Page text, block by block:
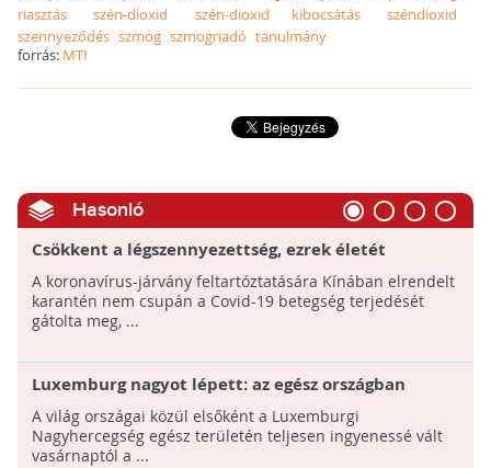
riasztás
szén-dioxid szén-dioxid kibocsátás
széndioxid
szennyeződés szmog szmogriadó tanulmány
forrás: MTI
Hasonló
Csökkent a légszennyezettség, ezrek életét
menthette meg Kínában a járvány miatti
korlátozás
A koronavírus-járvány feltartóztatására Kínában elrendelt
karantén nem csupán a Covid-19 betegség terjedését
gátolta meg, ...
Luxemburg nagyot lépett: az egész országban
ingyenessé vált a tömegközlekedés!
A világ országai közül elsőként a Luxemburgi
Nagyhercegség egész területén teljesen ingyenessé vált
vasárnaptól a ...